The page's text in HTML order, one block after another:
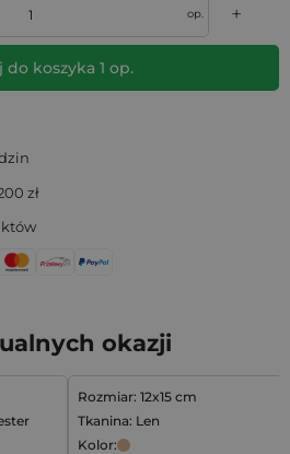
op. +
do koszyka 1 op.
zł
okazji
Rozmiar: 12x15 cm
Tkanina: Len
Kolor: